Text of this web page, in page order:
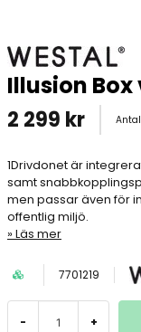
Illusion
2 299 kr
1Drivdonet är
samt
men passar även för
offentlig miljö.
Läs mer
7701219
- +